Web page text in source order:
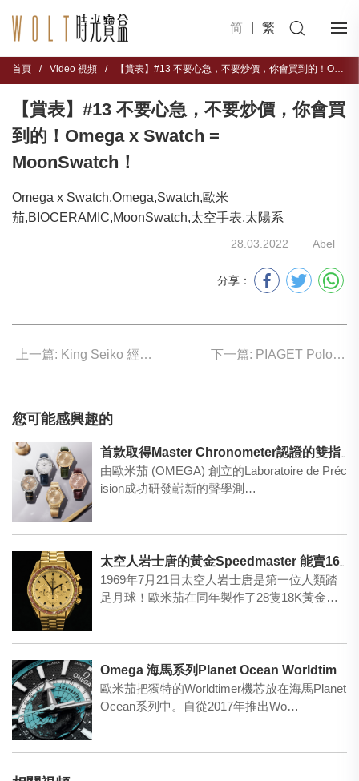
简 繁
首頁 / Video 視頻 / 【賞表】#13 不要心急，不要炒價，你會買到的！Omega x Swatch = MoonSwatch！
【賞表】#13 不要心急，不要炒價，你會買
到的！Omega x Swatch =
MoonSwatch！
Omega x Swatch,Omega,Swatch,歐米
茄,BIOCERAMIC,MoonSwatch,太空手表,太陽系
28.03.2022 Abel
分享：
上一篇: King Seiko 經典回歸 下一篇: PIAGET Polo 群鉆閃耀時
您可能感興趣的
由歐米茄 (OMEGA) 創立的Laboratoire de Préc
ision成功研發嶄新的聲學測…
1969年7月21日太空人岩士唐是第一位人類踏
足月球！歐米茄在同年製作了28隻18K黃金的S
歐米茄把獨特的Worldtimer機芯放在海馬Planet
Ocean系列中。自從2017年推出Wo…